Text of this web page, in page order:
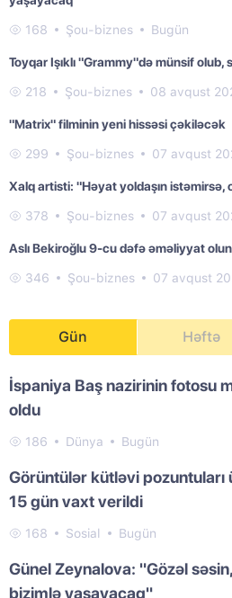
168 Şou-biznes Bugün
Toyqar Işıklı "Grammy"də münsif olub,
218 Şou-biznes 08 avqust
"Matrix" filminin yeni hissəsi çəkiləcək
299 Şou-biznes 07 avqust
Xalq artisti: "Həyat yoldaşın istəmirsə,
378 Şou-biznes 07 avqust
Aslı Bekiroğlu 9-cu dəfə əməliyyat
346 Şou-biznes 07 avqust
Gün Həftə
İspaniya Baş nazirinin fotosu
oldu
186 Dünya Bugün
Görüntülər kütləvi pozuntuları
15 gün vaxt verildi
168 Sosial Bugün
Günel Zeynalova: "Gözəl
bizimlə yaşayacaq"